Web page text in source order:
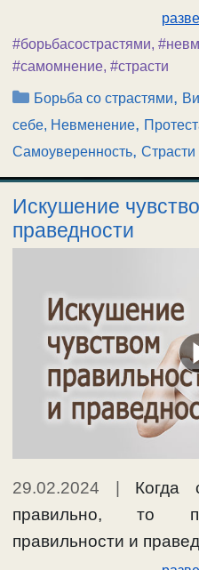
#борьбасострастями,
#самомнение, #страсти
Рубрики
Борьба со страстями,
себе, Невменение,
Самоуверенность, Страсти
Искушение
праведности
29.02.2024
Когда
правильно, то
правильности и